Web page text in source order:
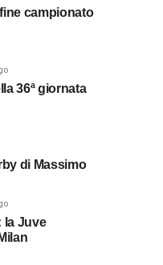
campionato
36ª giornata
di Massimo
la Juve